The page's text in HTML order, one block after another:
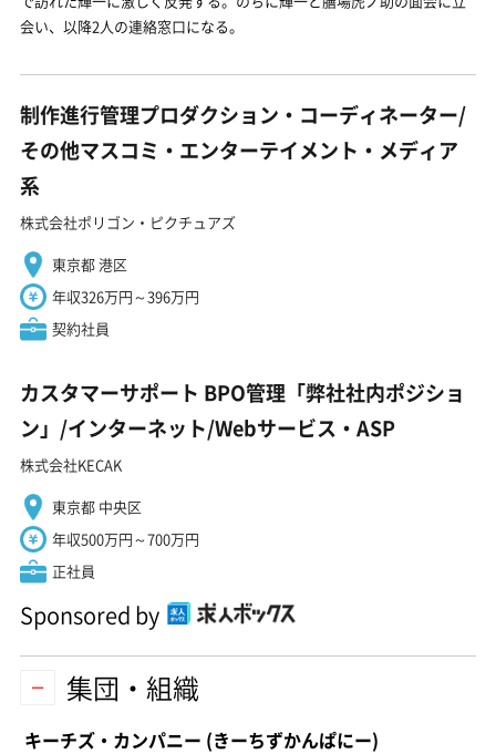
会い、以降2人の連絡窓口になる。
制作進行管理プロダクション・コーディネーター/
その他マスコミ・エンターテイメント・メディア
系
株式会社ポリゴン・ピクチュアズ
東京都 港区
年収326万円～396万円
契約社員
カスタマーサポート BPO管理「弊社社内ポジショ
ン」/インターネット/Webサービス・ASP
株式会社KECAK
東京都 中央区
年収500万円～700万円
正社員
Sponsored by
集団・組織
キーチズ・カンパニー (きーちずかんぱにー)